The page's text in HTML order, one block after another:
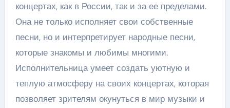
концертах, как в России, так и за ее пределами.
Она не только исполняет свои собственные
песни, но и интерпретирует народные песни,
которые знакомы и любимы многими.
Исполнительница умеет создать уютную и
теплую атмосферу на своих концертах, которая
позволяет зрителям окунуться в мир музыки и